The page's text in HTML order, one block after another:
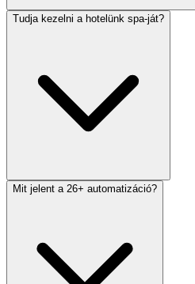
Tudja kezelni a hotelünk spa-ját?
Mit jelent a 26+ automatizáció?